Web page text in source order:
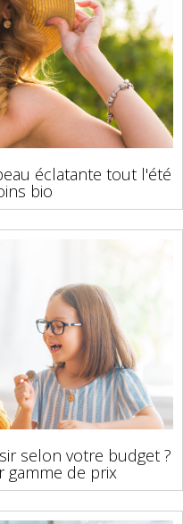
éclatante tout l'été
bio
selon votre budget ?
gamme de prix